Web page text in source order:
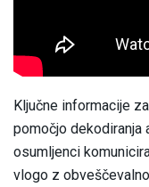
Ključne informacije
pomočjo dekodiranja
osumljenci
vlogo z